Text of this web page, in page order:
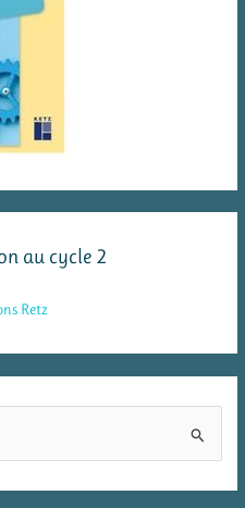
au cycle 2